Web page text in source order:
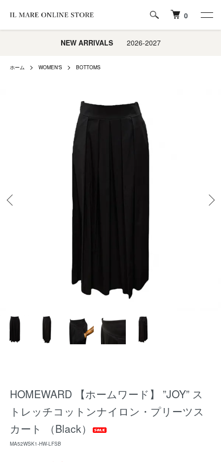
0
NEW ARRIVALS2026-2027
ホーム WOMEN'S BOTTOMS
HOMEWARD 【ホームワード】 ”JOY” ス
トレッチコットンナイロン・プリーツス
カート （Black）
MA52WSK1-HW-LFSB